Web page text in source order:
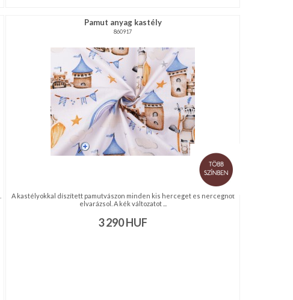
Pamut anyag kastély
860917
A kastélyokkal díszített pamutvászon minden kis herceget és hercegnőt
elvarázsol. A kék változatot ...
3 290HUF